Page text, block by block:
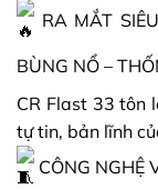
RA MẮT
BÙNG NỔ –
CR Flast 33 tôn
tự tin, bản lĩnh
CÔNG NGHỆ